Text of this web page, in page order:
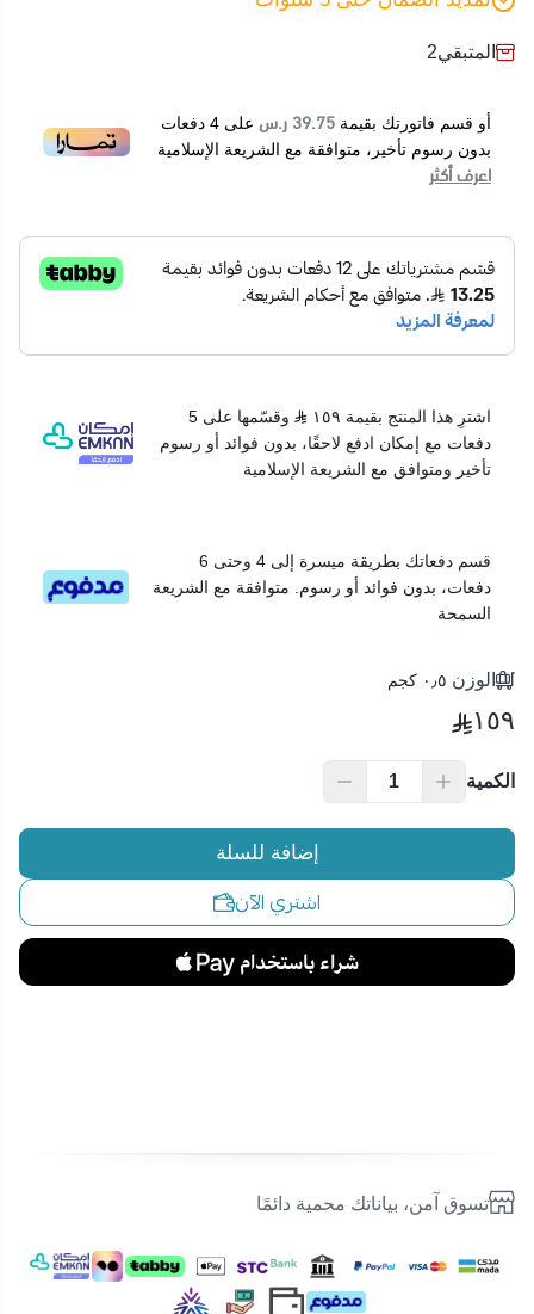
المتبقي2
أو قسم فاتورتك بقيمة 39.75 ر.س على 4 دفعات
بدون رسوم تأخير، متوافقة مع الشريعة الإسلامية
اعرف أكثر
اشترِ هذا المنتج بقيمة ١٥٩
وقسّمها على 5
دفعات مع إمكان ادفع لاحقًا، بدون فوائد أو رسوم
تأخير ومتوافق مع الشريعة الإسلامية
قسم دفعاتك بطريقة ميسرة إلى 4 وحتى 6
دفعات، بدون فوائد أو رسوم. متوافقة مع الشريعة
السمحة
الوزن ٠٫٥ كجم
١٥٩
الكمية
إضافة للسلة
اشتري الآن
تسوق آمن، بياناتك محمية دائمًا